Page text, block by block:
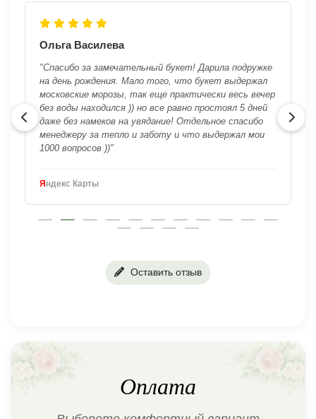
Ольга Василева
"Спасибо за замечательный букет! Дарила подружке
на день рождения. Мало того, что букет выдержал
московские морозы, так еще практически весь вечер
без воды находился )) но все равно простоял 5 дней
даже без намеков на увядание! Отдельное спасибо
менеджеру за тепло и заботу и что выдержал мои
1000 вопросов ))"
Я ндекс Карты
Оставить отзыв
Оплата